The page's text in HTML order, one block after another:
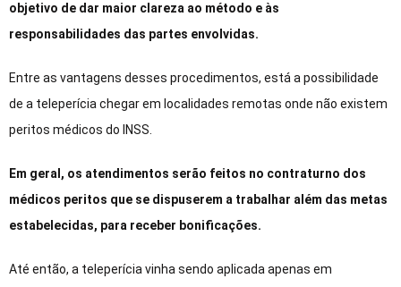
objetivo de dar maior clareza ao método e às
responsabilidades das partes envolvidas.
Entre as vantagens desses procedimentos, está a possibilidade
de a teleperícia chegar em localidades remotas onde não existem
peritos médicos do INSS.
Em geral, os atendimentos serão feitos no contraturno dos
médicos peritos que se dispuserem a trabalhar além das metas
estabelecidas, para receber bonificações.
Até então, a teleperícia vinha sendo aplicada apenas em